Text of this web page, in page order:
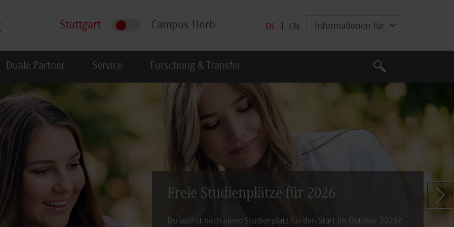
Stuttgart Campus Horb DE EN Informationen für
Duale Partner Service Forschung & Transfer
Suche
Suche
Freie Studienplätze für 2026
Du suchst noch einen Studienplatz für den Start im Oktober 2026?
Zeige